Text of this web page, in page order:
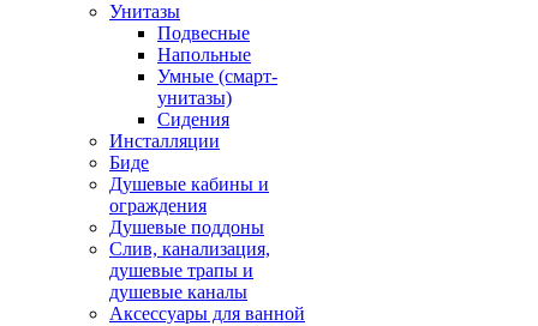
Унитазы
Подвесные
Напольные
Умные (смарт-
унитазы)
Сидения
Инсталляции
Биде
Душевые кабины и
ограждения
Душевые поддоны
Слив, канализация,
душевые трапы и
душевые каналы
Аксессуары для ванной